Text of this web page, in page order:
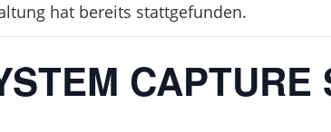
hat bereits stattgefunden.